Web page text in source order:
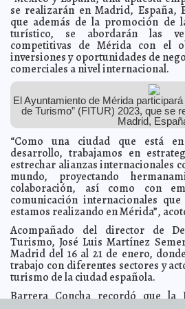
2023-01-23 08:03:24 El PAN presentará este
inconstitucionalidad vs Plan B de AMLO
2023-01-21 16:20:45 Se espera la llegada de
semana: lluvias y refrescamiento en las
Infante
2023-01-21 15:38:05 Yalcobá Nuevo, comisaría
sistema de agua potable Juan Basto Cifuentes
2023-01-21 15:32:44 Presenta Cecilia Patrón
mayores Javier W. López Madera
2023-01-21 15:30:19 Con tecnología 3D
Chichén, Dzibilchaltún y Ek Balam
2023-01-21 15:24:52 Yucatán se coloca ante
de Europa Carmen Alicia Briceño Sánchez
2023-01-21 15:22:15 El alcalde Renán Barrera
estratégicas para atraer más turismo a la
Borges
2023-01-21 15:19:54 El alcalde Renán Barrera
compromiso con la fauna doméstica del
2023-01-18 09:27:44 Ley Antitabaco 2023:
por fumar? A7
2023-01-16 19:34:10 Se registra cifra histórica
Laura Aldama
2023-01-16 19:24:59 Manejo ancestral del Xok
se realizarán en Madrid, España,
que además de la promoción de
turístico, se abordarán las
competitivas de Mérida con el
inversiones y oportunidades de
comerciales a nivel internacional.
El Ayuntamiento de Mérida
de Turismo” (FITUR) 2023, que se
Madrid,
“Como una ciudad que está
desarrollo, trabajamos en
estrechar alianzas internacionales
mundo, proyectando
colaboración, así como con
comunicación internacionales
estamos realizando en Mérida”,
Acompañado del director de
Turismo, José Luis Martínez
Madrid del 16 al 21 de enero,
trabajo con diferentes sectores y
turismo de la ciudad española.
Barrera Concha recordó que la